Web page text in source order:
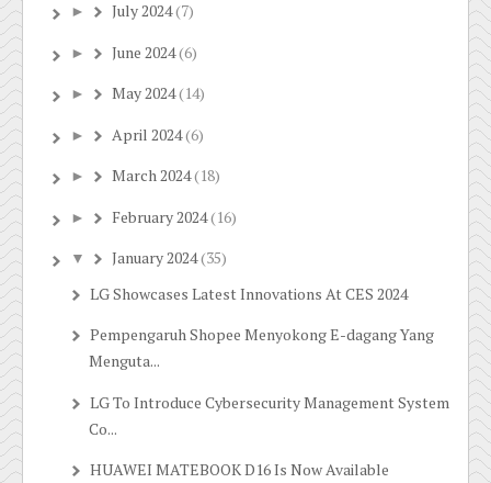
► July 2024(7)
► June 2024(6)
► May 2024(14)
► April 2024(6)
► March 2024(18)
► February 2024(16)
▼ January 2024(35)
LG Showcases Latest Innovations At CES 2024
Pempengaruh Shopee Menyokong E-dagang Yang
Menguta...
LG To Introduce Cybersecurity Management System
Co...
HUAWEI MATEBOOK D16 Is Now Available